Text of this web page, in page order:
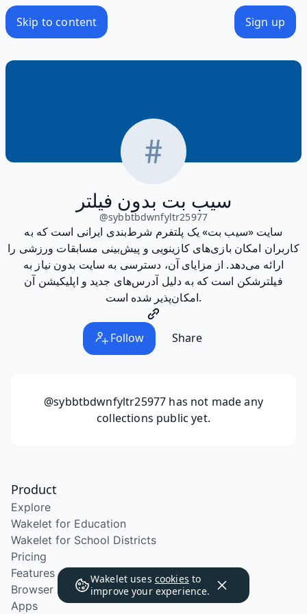
Skip to content Sign up
سیب بت بدون فیلتر
@sybbtbdwnfyltr25977
سایت «سیب بت» یک پلتفرم شرط‌بندی ایرانی است که به
کاربران امکان بازی‌های کازینویی و پیش‌بینی مسابقات ورزشی را
ارائه می‌دهد. از مزایای آن، دسترسی به سایت بدون نیاز به
فیلترشکن است که به دلیل آدرس‌های جدید و اپلیکیشن آن
امکان‌پذیر شده است.
Follow Share
@sybbtbdwnfyltr25977 has not made any
collections public yet.
Wakelet uses cookies to
improve your experience.
Product
Explore
Wakelet for Education
Wakelet for School Districts
Pricing
Features
Browser Extension
Apps